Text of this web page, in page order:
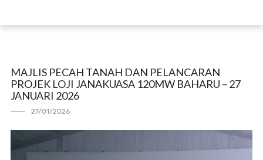
MAJLIS PECAH TANAH DAN PELANCARAN
PROJEK LOJI JANAKUASA 120MW BAHARU – 27
JANUARI 2026
27/01/2026